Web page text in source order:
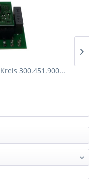
300.451.900...